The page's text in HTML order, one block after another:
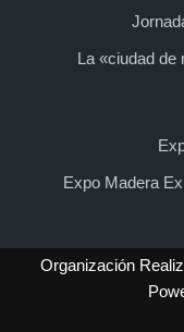
La «ciudad de
Expo Madera
Organización